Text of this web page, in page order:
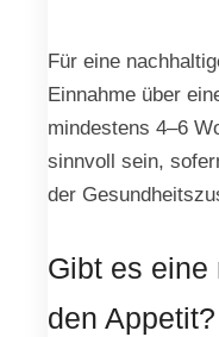
Für eine
Einnahme über
mindestens 4–6
sinnvoll sein,
der
Gibt es eine
den Appetit?